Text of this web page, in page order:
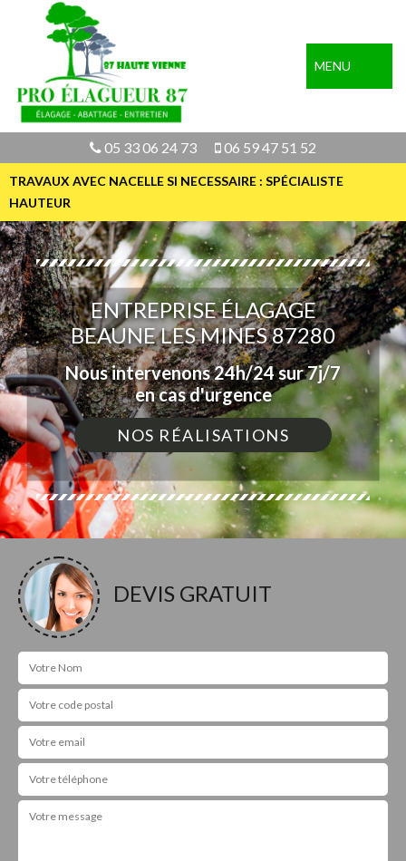
MENU
05 33 06 24 73 06 59 47 51 52
TRAVAUX AVEC NACELLE SI NECESSAIRE : SPÉCIALISTE
HAUTEUR
ENTREPRISE ÉLAGAGE
BEAUNE LES MINES 87280
Nous intervenons 24h/24 sur 7j/7
en cas d'urgence
NOS RÉALISATIONS
DEVIS GRATUIT